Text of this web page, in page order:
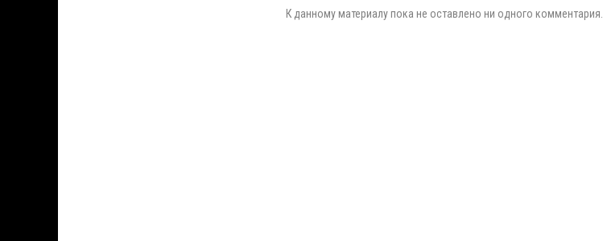
К данному материалу пока не оставлено ни одного комментария.